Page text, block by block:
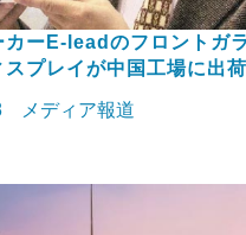
カーE-leadのフロントガ
スプレイが中国工場に出
メディア報道